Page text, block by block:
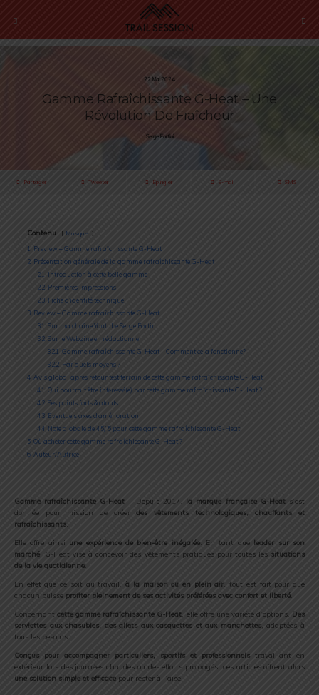
22 Mai 2024
Gamme Rafraîchissante G-Heat – Une
Révolution De Fraîcheur
Serge Fortini
Partager Tweeter Épingler E-mail SMS
Contenu Masquer
1
Preview – Gamme rafraîchissante G-Heat
2 Présentation générale de la gamme rafraîchissante G-Heat
2.1
Introduction à cette belle gamme
2.2 Premières impressions
2.3 Fiche d’identité technique
3 Review – Gamme rafraîchissante G-Heat
3.1 Sur ma chaîne Youtube Serge Fortini
3.2 Sur le Webzine en rédactionnel
3.2.1
Gamme rafraîchissante G-Heat – Comment cela fonctionne?
3.2.2 Par quels moyens ?
4 Avis global après retour test terrain de cette gamme rafraîchissante G-Heat
4.1 Qui pourrait être intéressé(e) par cette gamme rafraîchissante G-Heat ?
4.2 Ses points forts & atouts
4.3 Eventuels axes d’amélioration
4.4 Note globale de 4,5/ 5 pour cette gamme rafraîchissante G-Heat
5 Où acheter cette gamme rafraîchissante G-Heat ?
6 Auteur/Autrice
Gamme rafraîchissante G-Heat – Depuis 2017, la marque française G-Heats’est
donnée pour mission de créer des vêtements technologiques, chauffants et
rafraîchissants.
Elle offre ainsi une expérience de bien-être inégalée. En tant que leader sur son
marché, G-Heat vise à concevoir des vêtements pratiques pour toutes les situations
de la vie quotidienne.
En effet que ce soit au travail,à la maison ou en plein air, tout est fait pour que
chacun puisse profiter pleinement de ses activités préférées avec confort et liberté.
Concernantcette gamme rafraîchissante G-Heat , elle offre une variété d’options. Des
serviettes aux chasubles, des gilets aux casquettes et aux manchettes, adaptées à
tous les besoins.
Conçus pour accompagner particuliers, sportifs et professionnels travaillant en
extérieur lors des journées chaudes ou des efforts prolongés, ces articles offrent alors
une solution simple et efficace pour rester à l’aise.